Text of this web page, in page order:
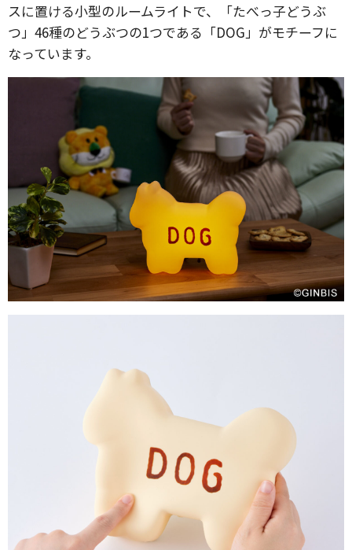
スに置ける小型のルームライトで、「たべっ子どうぶ
つ」46種のどうぶつの1つである「DOG」がモチーフに
なっています。